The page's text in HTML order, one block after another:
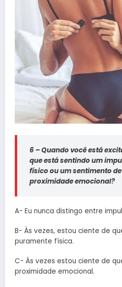
6 – Quando você está
que está sentindo um
físico ou um sentimento
proximidade emocional?
A- Eu nunca distingo entre
B- Às vezes, estou ciente de
puramente física.
C- Às vezes estou ciente de
proximidade emocional.